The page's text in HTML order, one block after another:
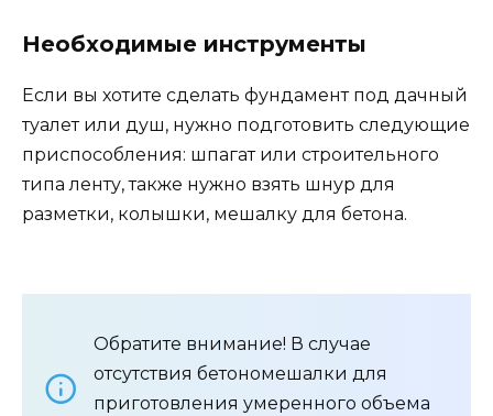
Необходимые инструменты
Если вы хотите сделать фундамент под дачный
туалет или душ, нужно подготовить следующие
приспособления: шпагат или строительного
типа ленту, также нужно взять шнур для
разметки, колышки, мешалку для бетона.
Обратите внимание! В случае
отсутствия бетономешалки для
приготовления умеренного объема